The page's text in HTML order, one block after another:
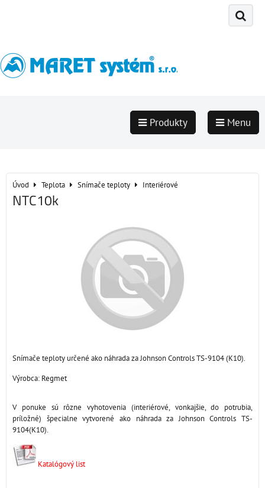
Produkty Menu
Úvod Teplota Snímače teploty Interiérové
NTC10k
Snímače teploty určené ako náhrada za Johnson Controls TS-9104 (K10).
Výrobca: Regmet
V ponuke sú rôzne vyhotovenia (interiérové, vonkajšie, do potrubia,
príložné) špecialne vytvorené ako náhrada za Johnson Controls TS-
9104(K10).
Katalógový list